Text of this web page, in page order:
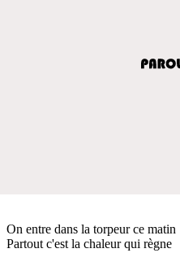
On entre dans la torpeur ce matin
Partout c'est la chaleur qui règne